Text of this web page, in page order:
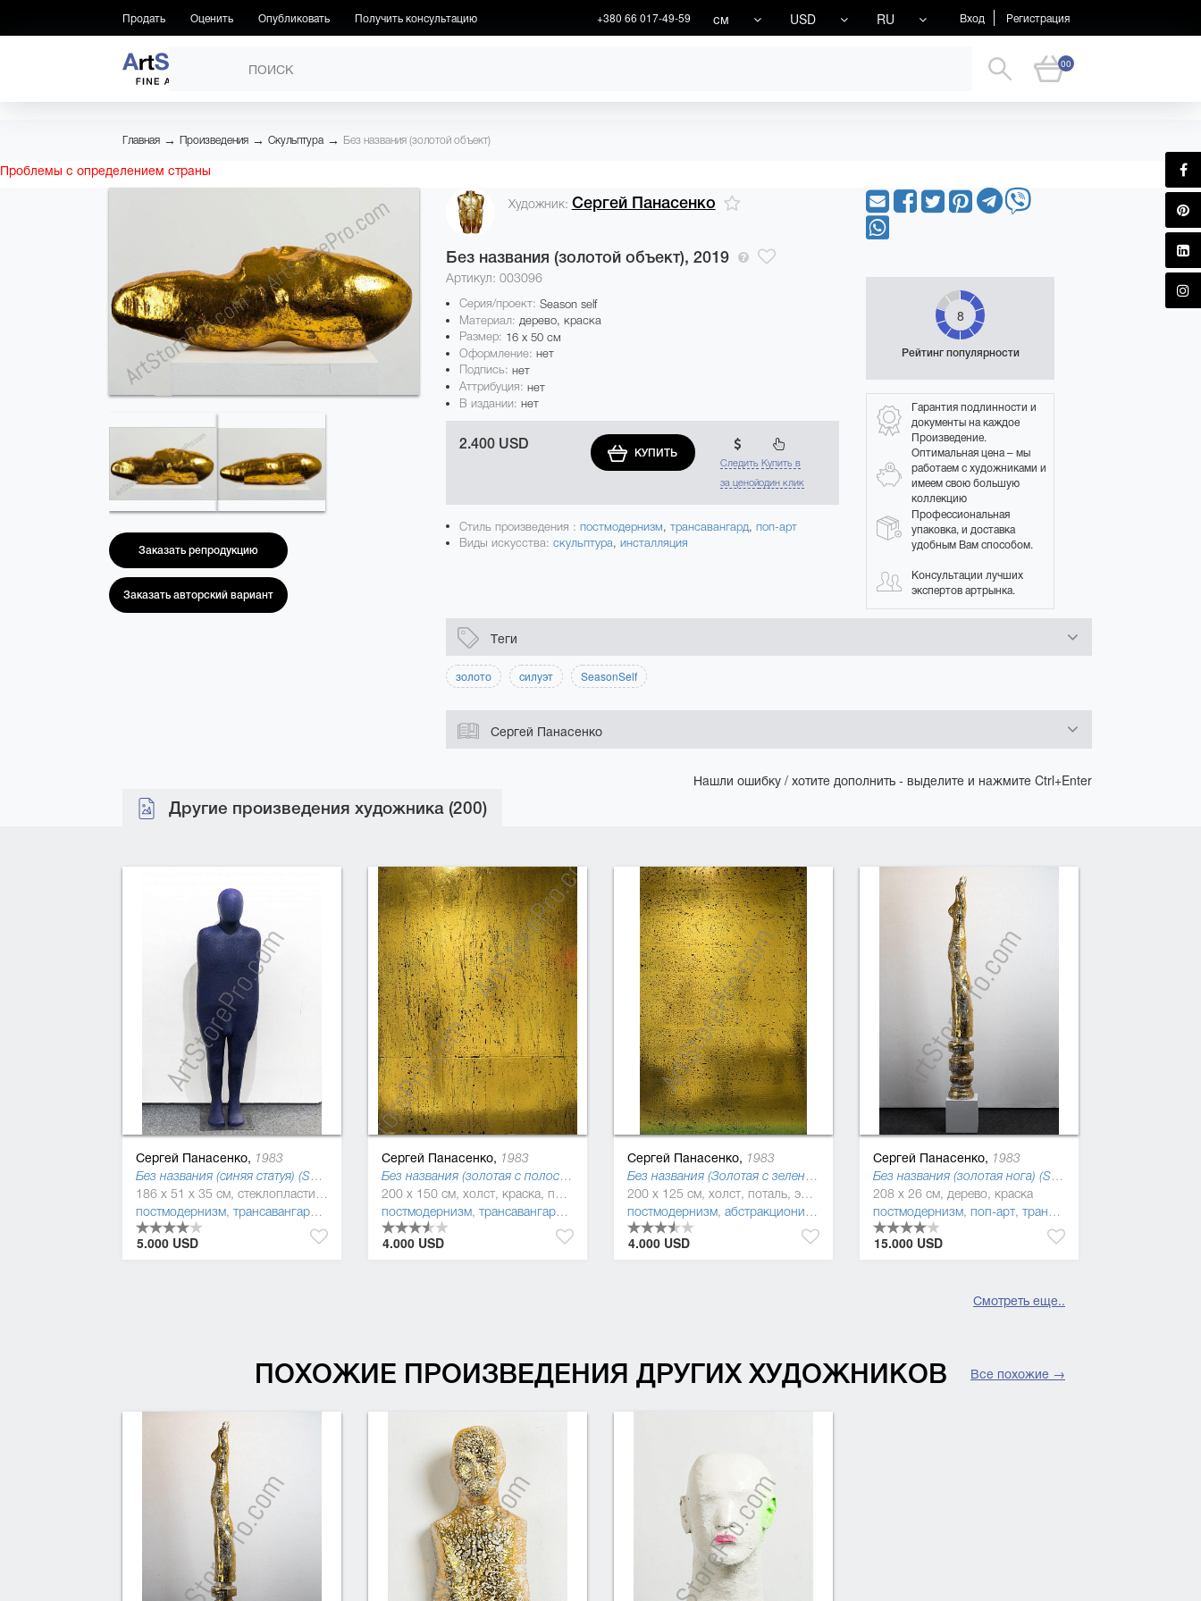
Продать Оценить Опубликовать Получить консультацию Вход Регистрация
+380 66 017-49-59 см USD RU
00
ПРОИЗВЕДЕНИЯ
Главная → Произведения → Скульптура → Без названия (золотой объект)
Проблемы с определением страны
Заказать репродукцию
Заказать авторский вариант
Художник: Сергей Панасенко
Без названия (золотой объект), 2019
Артикул: 003096
Серия/проект: Season self
Материал: дерево, краска
Размер: 16 x 50 см
Оформление: нет
Подпись: нет
Аттрибуция: нет
В издании: нет
2.400 USD
КУПИТЬ
Следить
за ценой
Купить в
один клик
Стиль произведения : постмодернизм, трансавангард, поп-арт
Виды искусства: скульптура, инсталляция
8
Рейтинг популярности
Гарантия подлинности и
документы на каждое
Произведение.
Оптимальная цена – мы
работаем с художниками и
имеем свою большую
коллекцию
Профессиональная
упаковка, и доставка
удобным Вам способом.
Консультации лучших
экспертов артрынка.
Теги
золото силуэт SeasonSelf
Сергей Панасенко
Нашли ошибку / хотите дополнить - выделите и нажмите Ctrl+Enter
Другие произведения художника (200)
Сергей Панасенко, 1983
Без названия (синяя статуя) (Season self), 2019
186 x 51 x 35 см, стеклопластик, краска
постмодернизм, трансавангард ,
5.000 USD
Сергей Панасенко, 1983
Без названия (золотая с полосой) (Season self), 2019
200 x 150 см, холст, краска, поталь
постмодернизм, трансавангард , абстракционизм
4.000 USD
Сергей Панасенко, 1983
Без названия (Золотая с зеленым) (Season self), 2019
200 x 125 см, холст, поталь, эмаль
постмодернизм, абстракционизм трансавангард
4.000 USD
Сергей Панасенко, 1983
Без названия (золотая нога) (Season self), 2019
208 x 26 см, дерево, краска
постмодернизм, поп-арт, трансавангард
15.000 USD
Смотреть еще..
ПОХОЖИЕ ПРОИЗВЕДЕНИЯ ДРУГИХ ХУДОЖНИКОВ Все похожие →